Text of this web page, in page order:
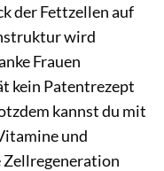
der Fettzellen auf
wird
Frauen
kein Patentrezept
kannst du mit
und